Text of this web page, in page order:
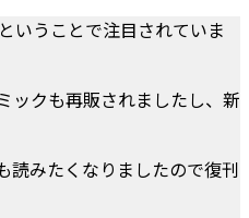
いうことで注目されていま
ックも再販されましたし、新
読みたくなりましたので復刊